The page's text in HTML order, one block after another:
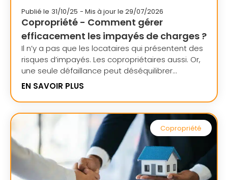
Publié le 31/10/25 - Mis à jour le 29/07/2026
Copropriété - Comment gérer
efficacement les impayés de charges ?
Il n’y a pas que les locataires qui présentent des
risques d’impayés. Les copropriétaires aussi. Or,
une seule défaillance peut déséquilibrer...
EN SAVOIR PLUS
Copropriété